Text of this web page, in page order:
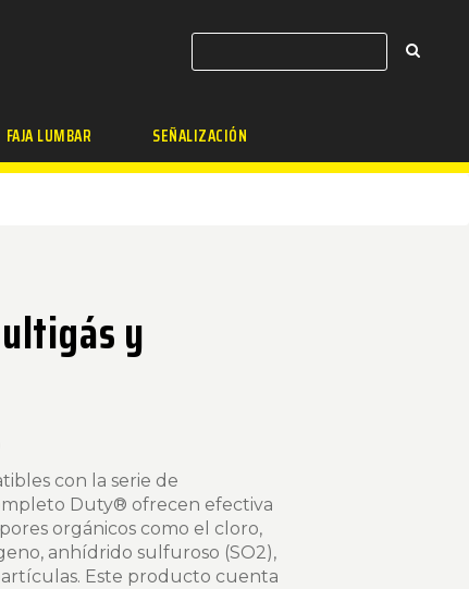
FAJA LUMBAR SEÑALIZACIÓN
y
con la serie de
Duty® ofrecen efectiva
orgánicos como el cloro,
anhídrido sulfuroso (SO2),
Este producto cuenta